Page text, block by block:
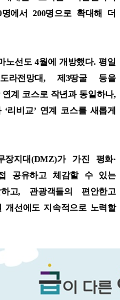
에서 200명으로 확대해 더
노선도 4월에 개방했다. 평일
라전망대, 제3땅굴 등을
계 코스로 작년과 동일하나,
‘리비교’ 연계 코스를 새롭게
장지대(DMZ)가 가진 평화·
공유하고 체감할 수 있는
고, 관광객들의 편안한고
개선에도 지속적으로 노력할